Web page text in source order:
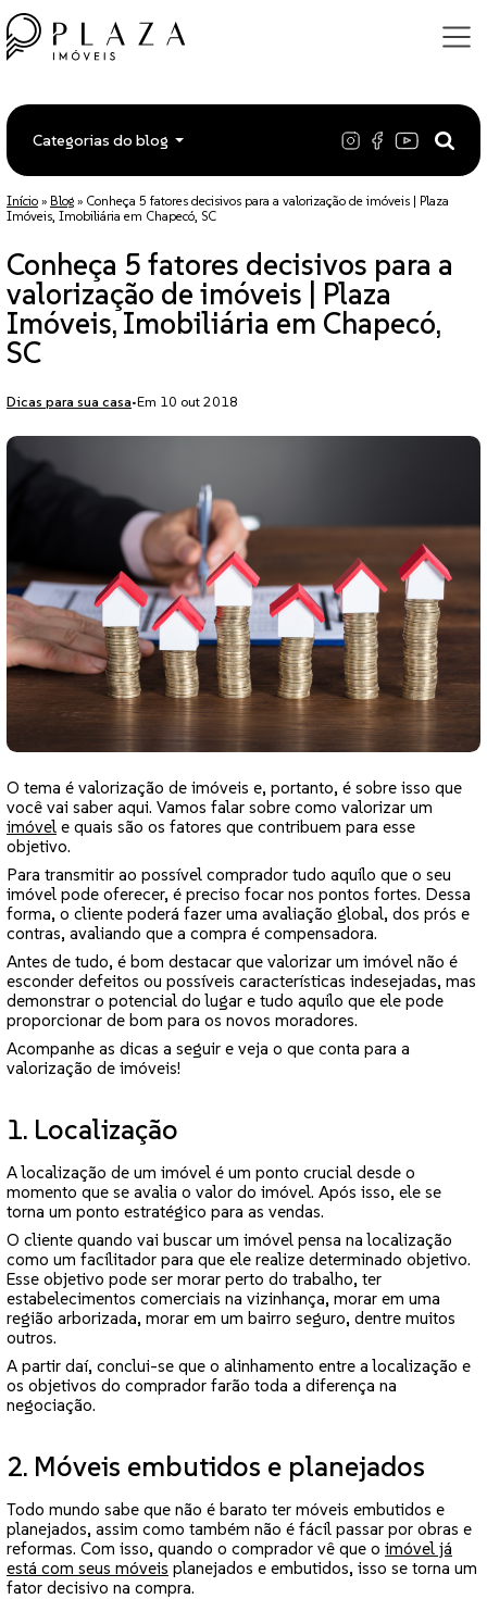
Categorias do blog
Início » Blog » Conheça 5 fatores decisivos para a valorização de imóveis | Plaza
Imóveis, Imobiliária em Chapecó, SC
Conheça 5 fatores decisivos para a
valorização de imóveis | Plaza
Imóveis, Imobiliária em Chapecó,
SC
Dicas para sua casa•Em 10 out 2018
O tema é valorização de imóveis e, portanto, é sobre isso que
você vai saber aqui. Vamos falar sobre como valorizar um
imóvel e quais são os fatores que contribuem para esse
objetivo.
Para transmitir ao possível comprador tudo aquilo que o seu
imóvel pode oferecer, é preciso focar nos pontos fortes. Dessa
forma, o cliente poderá fazer uma avaliação global, dos prós e
contras, avaliando que a compra é compensadora.
Antes de tudo, é bom destacar que valorizar um imóvel não é
esconder defeitos ou possíveis características indesejadas, mas
demonstrar o potencial do lugar e tudo aquilo que ele pode
proporcionar de bom para os novos moradores.
Acompanhe as dicas a seguir e veja o que conta para a
valorização de imóveis!
1. Localização
A localização de um imóvel é um ponto crucial desde o
momento que se avalia o valor do imóvel. Após isso, ele se
torna um ponto estratégico para as vendas.
O cliente quando vai buscar um imóvel pensa na localização
como um facilitador para que ele realize determinado objetivo.
Esse objetivo pode ser morar perto do trabalho, ter
estabelecimentos comerciais na vizinhança, morar em uma
região arborizada, morar em um bairro seguro, dentre muitos
outros.
A partir daí, conclui-se que o alinhamento entre a localização e
os objetivos do comprador farão toda a diferença na
negociação.
2. Móveis embutidos e planejados
Todo mundo sabe que não é barato ter móveis embutidos e
planejados, assim como também não é fácil passar por obras e
reformas. Com isso, quando o comprador vê que o imóvel já
está com seus móveis planejados e embutidos, isso se torna um
fator decisivo na compra.